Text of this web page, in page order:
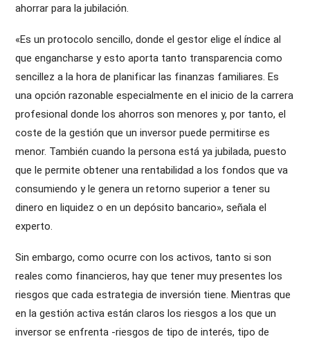
ahorrar para la jubilación.
«Es un protocolo sencillo, donde el gestor elige el índice al
que engancharse y esto aporta tanto transparencia como
sencillez a la hora de planificar las finanzas familiares. Es
una opción razonable especialmente en el inicio de la carrera
profesional donde los ahorros son menores y, por tanto, el
coste de la gestión que un inversor puede permitirse es
menor. También cuando la persona está ya jubilada, puesto
que le permite obtener una rentabilidad a los fondos que va
consumiendo y le genera un retorno superior a tener su
dinero en liquidez o en un depósito bancario», señala el
experto.
Sin embargo, como ocurre con los activos, tanto si son
reales como financieros, hay que tener muy presentes los
riesgos que cada estrategia de inversión tiene. Mientras que
en la gestión activa están claros los riesgos a los que un
inversor se enfrenta -riesgos de tipo de interés, tipo de